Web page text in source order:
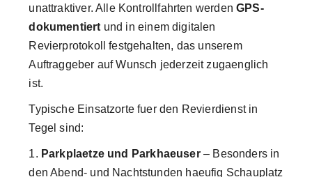
unattraktiver. Alle Kontrollfahrten werdenGPS-
dokumentiert und in einem digitalen
Revierprotokoll festgehalten, das unserem
Auftraggeber auf Wunsch jederzeit zugaenglich
ist.
Typische Einsatzorte fuer den Revierdienst in
Tegel sind:
Parkplaetze und Parkhaeuser– Besonders in
den Abend- und Nachtstunden haeufig Schauplatz